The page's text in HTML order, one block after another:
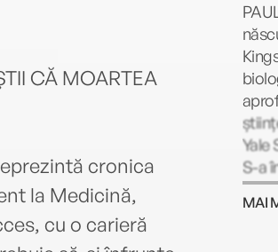
CĂ MOARTEA
cronica
la Medicină,
cu o carieră
Yale
S-a
MAI